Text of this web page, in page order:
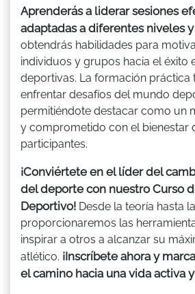
Aprenderás a liderar sesiones
adaptadas a diferentes niveles
obtendrás habilidades para
individuos y grupos hacia el éxito
deportivas. La formación práctica
enfrentar desafíos del mundo
permitiéndote destacar como un
y comprometido con el bienestar
participantes.
¡Conviértete en el líder del
del deporte con nuestro Curso
Deportivo! Desde la teoría hasta
proporcionaremos las
inspirar a otros a alcanzar su
atlético. ¡Inscríbete ahora y
el camino hacia una vida activa